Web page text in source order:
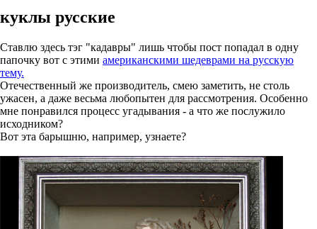
куклы русские
Ставлю здесь тэг "кадавры" лишь чтобы пост попадал в одну
папочку вот с этими американскими шедеврами на русскую
тему.
Отечественный же производитель, смею заметить, не столь
ужасен, а даже весьма любопытен для рассмотрения. Особенно
мне понравился процесс угадывания - а что же послужило
исходником?
Вот эта барышню, например, узнаете?